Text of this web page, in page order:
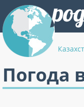
Погода